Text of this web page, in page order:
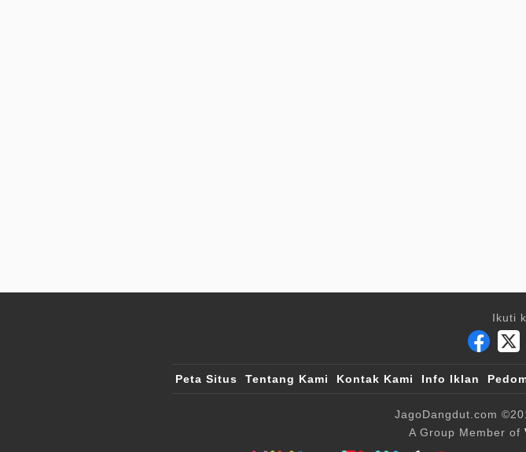
Ikuti
Peta Situs Tentang Kami Kontak Kami Info Iklan
JagoDangdut.com
A Group Member of